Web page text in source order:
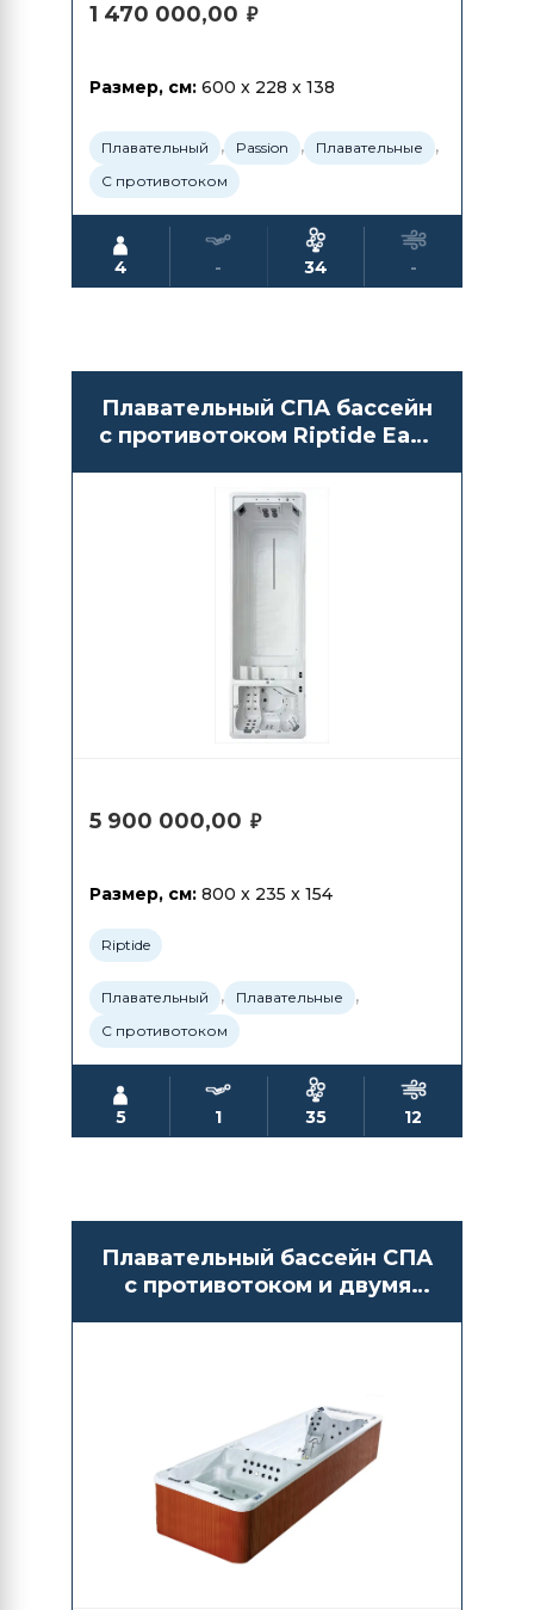
1 470 000,00 ₽
Размер, см: 600 x 228 x 138
Плавательный , Passion , Плавательные ,
С противотоком
4 - 34 -
Плавательный СПА бассейн
с противотоком Riptide Easy
5 900 000,00 ₽
Размер, см: 800 x 235 x 154
Riptide
Плавательный , Плавательные ,
С противотоком
5 1 35 12
Плавательный бассейн СПА
с противотоком и двумя